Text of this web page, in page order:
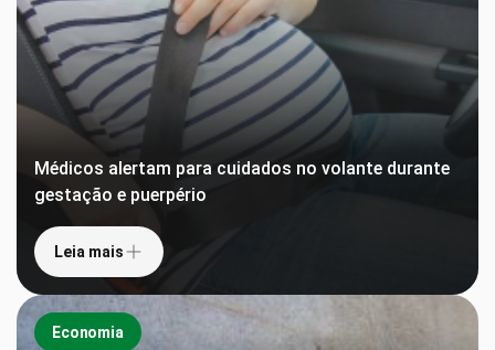
Médicos alertam para cuidados no volante durante
gestação e puerpério
Leia mais
Economia